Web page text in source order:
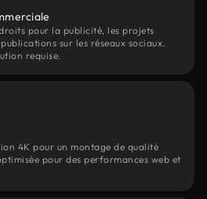
pour la publicité, les projets
sur les réseaux sociaux.
requise.
4K pour un montage de qualité
pour des performances web et